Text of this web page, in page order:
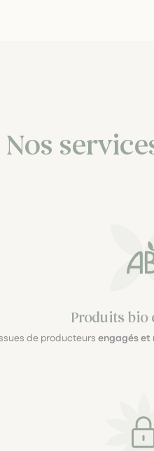
Nos
Produits bio
de producteursengagés et